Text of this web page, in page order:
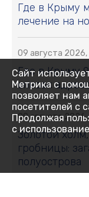
Где в Крыму
лечение на
09 августа 2026,
Где в Крыму
список
09 августа 2026,
Золотой
гробницы:
полуострова
Сайт
Метрика с
позволяет нам
посетителей с
Продолжая
с